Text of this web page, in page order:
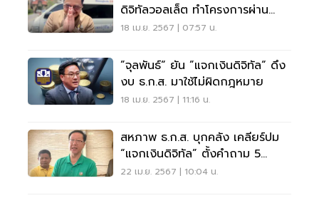
ดิจิทัลวอลเล็ต ทำโครงการผ่าน
ธ.ก.ส.ได้
18 เม.ย. 2567 | 07:57 น.
”จุลพันธ์“ ยัน ”แจกเงินดิจิทัล“ ดึง
งบ ธ.ก.ส. มาใช้ไม่ผิดกฎหมาย
18 เม.ย. 2567 | 11:16 น.
สหภาพ ธ.ก.ส. บุกคลัง เคลียร์ปม
“แจกเงินดิจิทัล” ตั้งคำถาม 5
ประเด็น
22 เม.ย. 2567 | 10:04 น.